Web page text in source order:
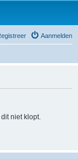
Aanmelden
niet klopt.